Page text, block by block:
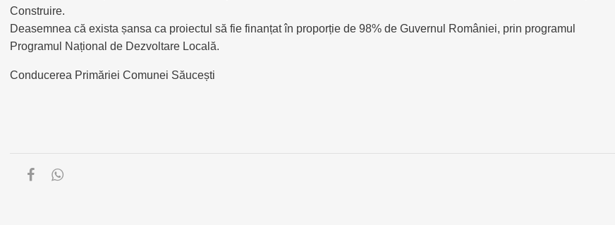
Construire.
Deasemnea că exista șansa ca proiectul să fie finanțat în proporție de 98% de Guvernul României, prin programul
Programul Național de Dezvoltare Locală.
Conducerea Primăriei Comunei Săucești